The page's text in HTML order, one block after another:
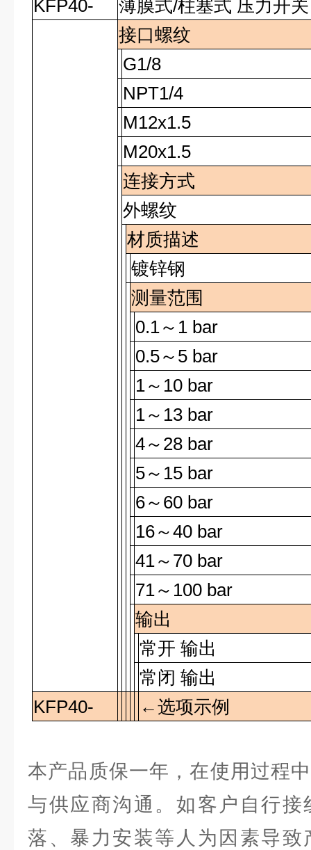
KFP40-
薄膜式/柱塞式 压力开关
接口螺纹
G1/8
NPT1/4
M12x1.5
M20x1.5
连接方式
外螺纹
材质描述
镀锌钢
测量范围
0.1～ 1 bar
0.5～ 5 bar
1～ 10 bar
1～ 13 bar
4～ 28 bar
5～ 15 bar
6～ 60 bar
16～40 bar
41～ 70 bar
71～ 100 bar
输出
常开 输出
常闭 输出
KFP40-
←选项示例
本产品质保一年，在使用过程
与供应商沟通。如客户自行接
落、暴力安装等人为因素导致